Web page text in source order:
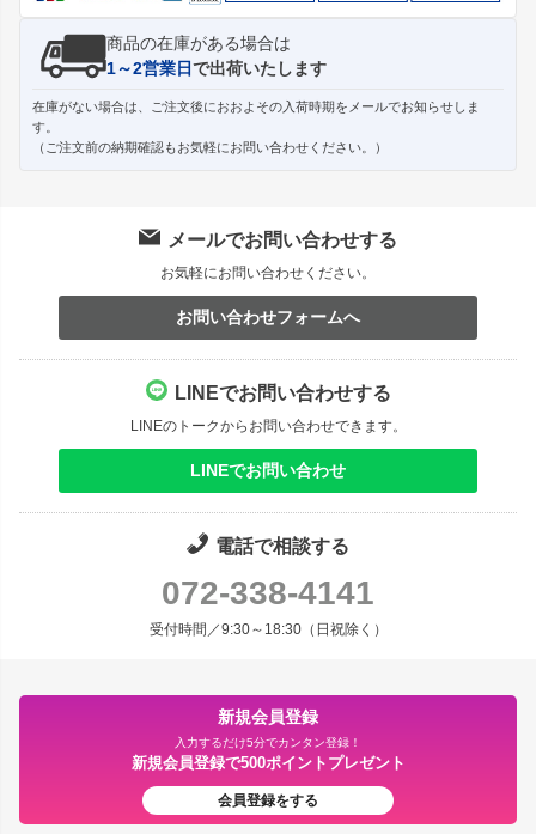
商品の在庫がある場合は
1～2営業日で出荷いたします
在庫がない場合は、ご注文後におおよその入荷時期をメールでお知らせしま
す。
（ご注文前の納期確認もお気軽にお問い合わせください。）
メールでお問い合わせする
お気軽にお問い合わせください。
お問い合わせフォームへ
LINEでお問い合わせする
LINEのトークからお問い合わせできます。
LINEでお問い合わせ
電話で相談する
072-338-4141
受付時間／9:30～18:30（日祝除く）
新規会員登録
入力するだけ5分でカンタン登録！
新規会員登録で500ポイントプレゼント
会員登録をする